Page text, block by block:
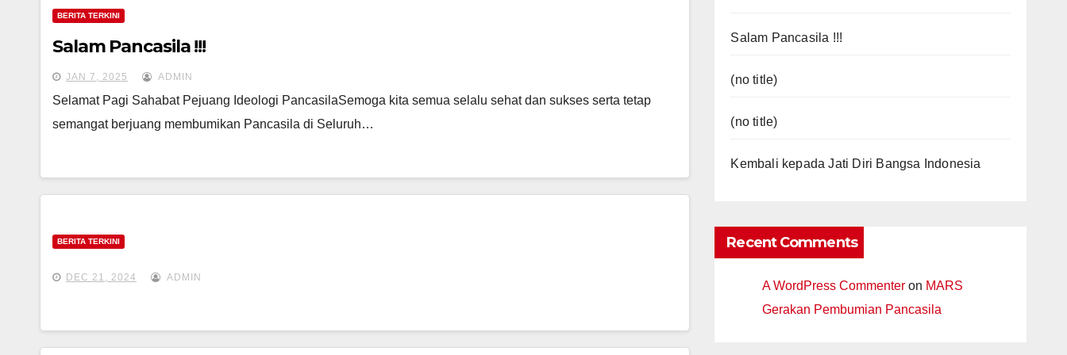
BERITA TERKINI
Salam Pancasila !!!
JAN 7, 2025 ADMIN
Selamat Pagi Sahabat Pejuang Ideologi PancasilaSemoga kita semua selalu sehat dan sukses serta tetap
semangat berjuang membumikan Pancasila di Seluruh…
BERITA TERKINI
DEC 21, 2024 ADMIN
Salam Pancasila !!!
(no title)
(no title)
Kembali kepada Jati Diri Bangsa Indonesia
Recent Comments
A WordPress Commenter on MARS
Gerakan Pembumian Pancasila